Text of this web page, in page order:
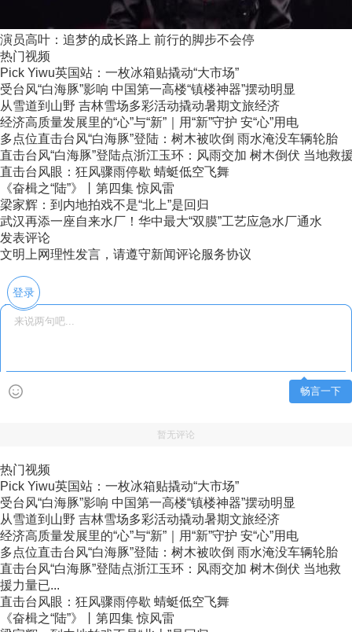
演员高叶：追梦的成长路上 前行的脚步不会停
热门视频
Pick Yiwu英国站：一枚冰箱贴撬动“大市场”
受台风“白海豚”影响 中国第一高楼“镇楼神器”摆动明显
从雪道到山野 吉林雪场多彩活动撬动暑期文旅经济
经济高质量发展里的“心”与“新”｜用“新”守护 安“心”用电
多点位直击台风“白海豚”登陆：树木被吹倒 雨水淹没车辆轮胎
直击台风“白海豚”登陆点浙江玉环：风雨交加 树木倒伏 当地救
直击台风眼：狂风骤雨停歇 蜻蜓低空飞舞
《奋楫之“陆”》丨第四集 惊风雷
梁家辉：到内地拍戏不是“北上”是回归
武汉再添一座自来水厂！华中最大“双膜”工艺应急水厂通水
发表评论
文明上网理性发言，请遵守新闻评论服务协议
登录
畅言一下
暂无评论
热门视频
Pick Yiwu英国站：一枚冰箱贴撬动“大市场”
受台风“白海豚”影响 中国第一高楼“镇楼神器”摆动明显
从雪道到山野 吉林雪场多彩活动撬动暑期文旅经济
经济高质量发展里的“心”与“新”｜用“新”守护 安“心”用电
多点位直击台风“白海豚”登陆：树木被吹倒 雨水淹没车辆轮胎
直击台风“白海豚”登陆点浙江玉环：风雨交加 树木倒伏 当地救
援力量已...
直击台风眼：狂风骤雨停歇 蜻蜓低空飞舞
《奋楫之“陆”》丨第四集 惊风雷